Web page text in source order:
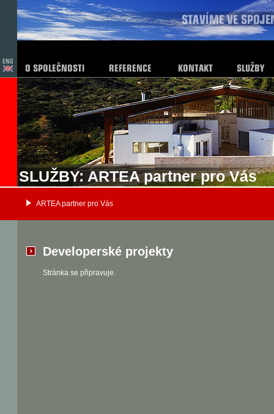
SLUŽBY: ARTEA partner pro Vás
ARTEA partner pro Vás
Developerské projekty
Stránka se připravuje.